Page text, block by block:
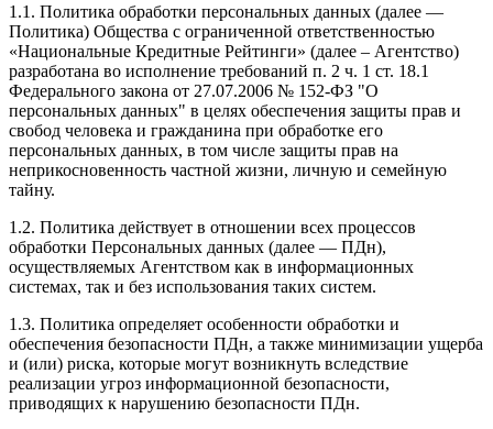
1.1. Политика обработки персональных данных (далее —
Политика) Общества с ограниченной ответственностью
«Национальные Кредитные Рейтинги» (далее – Агентство)
разработана во исполнение требований п. 2 ч. 1 ст. 18.1
Федерального закона от 27.07.2006 № 152-ФЗ "О
персональных данных" в целях обеспечения защиты прав и
свобод человека и гражданина при обработке его
персональных данных, в том числе защиты прав на
неприкосновенность частной жизни, личную и семейную
тайну.
1.2. Политика действует в отношении всех процессов
обработки Персональных данных (далее — ПДн),
осуществляемых Агентством как в информационных
системах, так и без использования таких систем.
1.3. Политика определяет особенности обработки и
обеспечения безопасности ПДн, а также минимизации ущерба
и (или) риска, которые могут возникнуть вследствие
реализации угроз информационной безопасности,
приводящих к нарушению безопасности ПДн.